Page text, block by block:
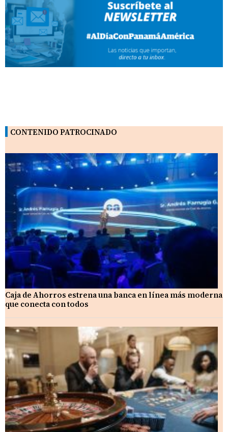
CONTENIDO PATROCINADO
Caja de Ahorros estrena una banca en línea más moderna
que conecta con todos